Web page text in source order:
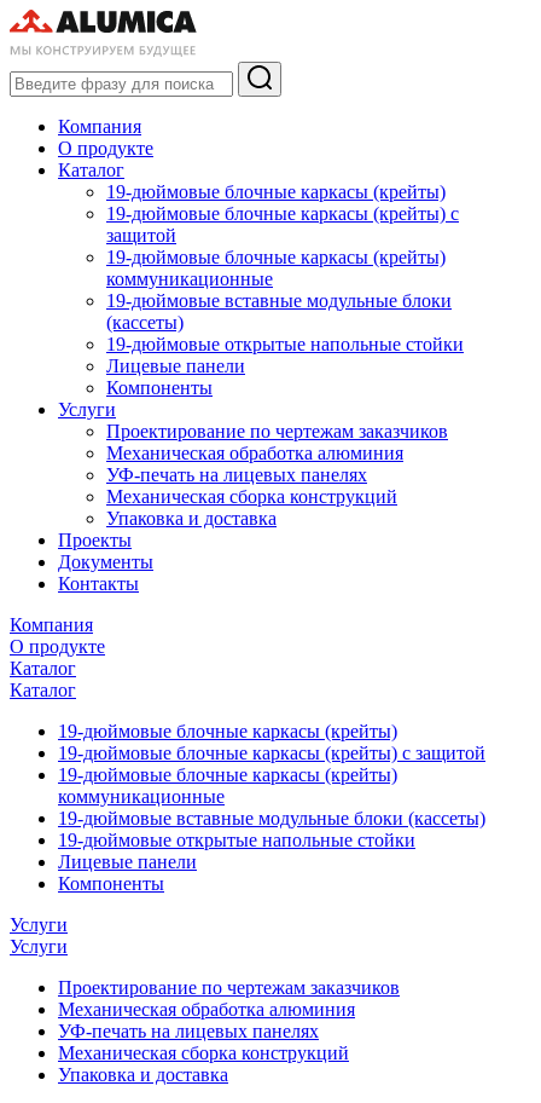
Компания
О продукте
Каталог
19-дюймовые блочные каркасы (крейты)
19-дюймовые блочные каркасы (крейты) с
защитой
19-дюймовые блочные каркасы (крейты)
коммуникационные
19-дюймовые вставные модульные блоки
(кассеты)
19-дюймовые открытые напольные стойки
Лицевые панели
Компоненты
Услуги
Проектирование по чертежам заказчиков
Механическая обработка алюминия
УФ-печать на лицевых панелях
Механическая сборка конструкций
Упаковка и доставка
Проекты
Документы
Контакты
Компания
О продукте
Каталог
Каталог
19-дюймовые блочные каркасы (крейты)
19-дюймовые блочные каркасы (крейты) с защитой
19-дюймовые блочные каркасы (крейты)
коммуникационные
19-дюймовые вставные модульные блоки (кассеты)
19-дюймовые открытые напольные стойки
Лицевые панели
Компоненты
Услуги
Услуги
Проектирование по чертежам заказчиков
Механическая обработка алюминия
УФ-печать на лицевых панелях
Механическая сборка конструкций
Упаковка и доставка